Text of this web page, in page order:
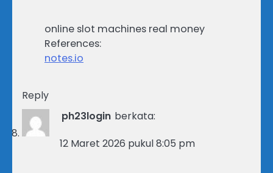
online slot machines real money
References:
notes.io
Reply
ph23login berkata:
12 Maret 2026 pukul 8:05 pm